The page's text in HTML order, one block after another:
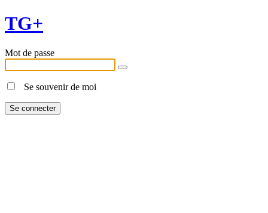
TG+
Mot de passe
Se souvenir de moi